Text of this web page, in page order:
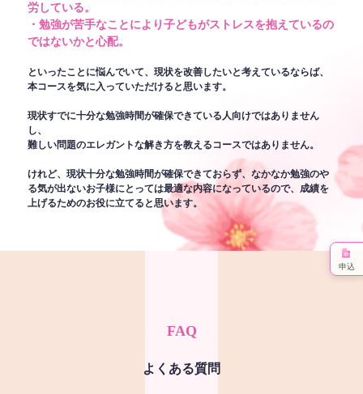
労している。
・勉強が苦手なことにより子どもがストレスを抱えているの
ではないかと心配。
といったことに悩んでいて、現状を改善したいと考えているならば、
本コースを気に入っていただけると思います。
現状すでに十分な勉強時間が確保できている人向けではありません
し、
難しい問題のエレガントな解き方を教えるコースではありません。
けれど、現状十分な勉強時間が確保できておらず、なかなか勉強のや
る気が出ないお子様にとっては最適な内容になっているので、成績を
上げるためのお役に立てると思います。
FAQ
よくある質問
申込